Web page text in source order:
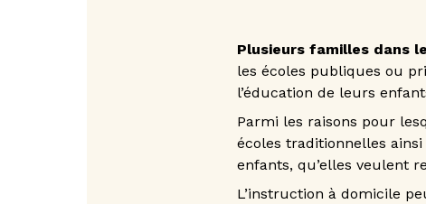
Plusieurs familles dans
les écoles publiques ou
l’éducation de leurs
Parmi les raisons pour
écoles traditionnelles
enfants, qu’elles veulent
L’instruction à domicile